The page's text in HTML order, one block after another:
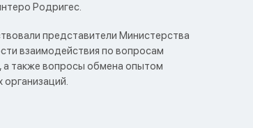
Родригес.
представители Министерства
взаимодействия по вопросам
также вопросы обмена опытом